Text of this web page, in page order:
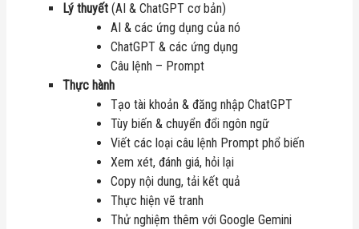
Lý thuyết (AI & ChatGPT cơ bản)
AI & các ứng dụng của nó
ChatGPT & các ứng dụng
Câu lệnh – Prompt
Thực hành
Tạo tài khoản & đăng nhập ChatGPT
Tùy biến & chuyển đổi ngôn ngữ
Viết các loại câu lệnh Prompt phổ biến
Xem xét, đánh giá, hỏi lại
Copy nội dung, tải kết quả
Thực hiện vẽ tranh
Thử nghiệm thêm với Google Gemini